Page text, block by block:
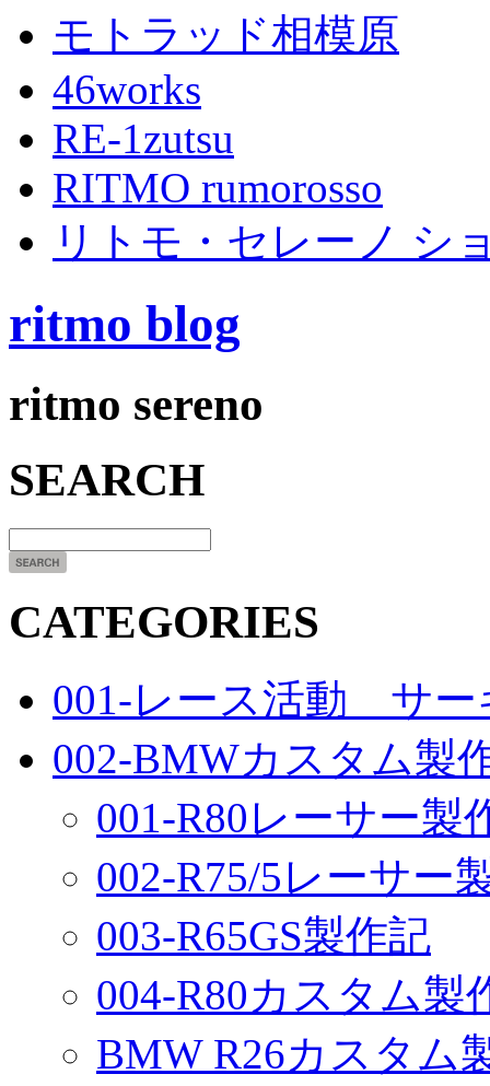
モトラッド相模原
46works
RE-1zutsu
RITMO rumorosso
リトモ・セレーノ シ
ritmo blog
ritmo sereno
SEARCH
CATEGORIES
001-レース活動 サー
002-BMWカスタム製
001-R80レーサー製
002-R75/5レーサー
003-R65GS製作記
004-R80カスタム製
BMW R26カスタム